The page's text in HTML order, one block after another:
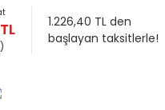
1.226,40 TL den
başlayan taksitlerle!